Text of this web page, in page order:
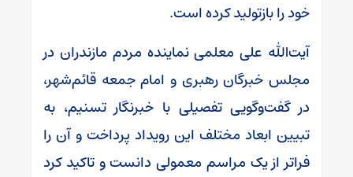
خود را بازتولید کرده است.
‌‌آیت‌الله علی معلمی نماینده مردم مازندران در
مجلس خبرگان رهبری و امام جمعه قائم‌شهر،
در گفت‌وگویی تفصیلی با خبرنگار تسنیم، به
تبیین ابعاد مختلف این رویداد پرداخت‌ و آن را
فراتر از یک مراسم معمولی دانست و تاکید کرد